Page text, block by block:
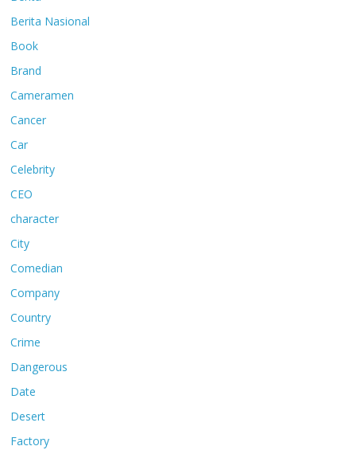
Berita Nasional
Book
Brand
Cameramen
Cancer
Car
Celebrity
CEO
character
City
Comedian
Company
Country
Crime
Dangerous
Date
Desert
Factory